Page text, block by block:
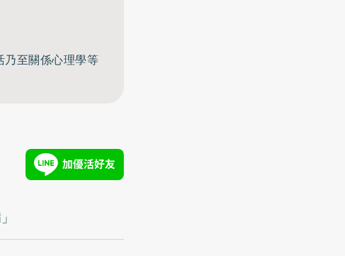
乃至關係心理學等